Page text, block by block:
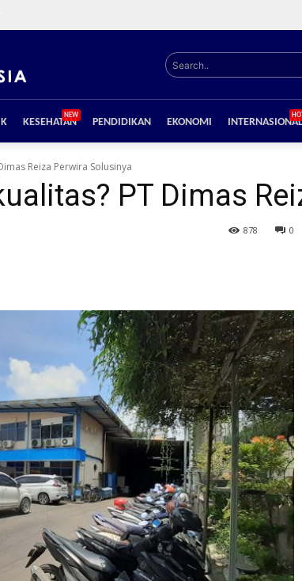
Search..
KESEHATAN
NEW
PENDIDIKAN EKONOMI INTERNASIONAL
Reiza Perwira Solusinya
PT Dimas
0
878